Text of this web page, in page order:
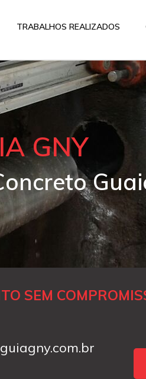
TRABALHOS REALIZADOS
GNY
SEM